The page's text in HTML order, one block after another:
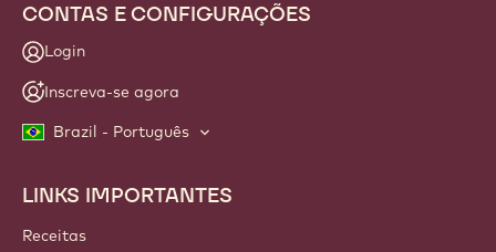
CONTAS E CONFIGURAÇÕES
Login
Inscreva-se agora
Brazil - Português
Footer
Callebaut
LINKS IMPORTANTES
Receitas